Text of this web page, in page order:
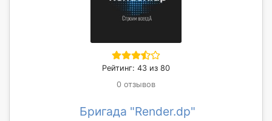
Рейтинг: 43 из 80
0 отзывов
Бригада "Render.dp"